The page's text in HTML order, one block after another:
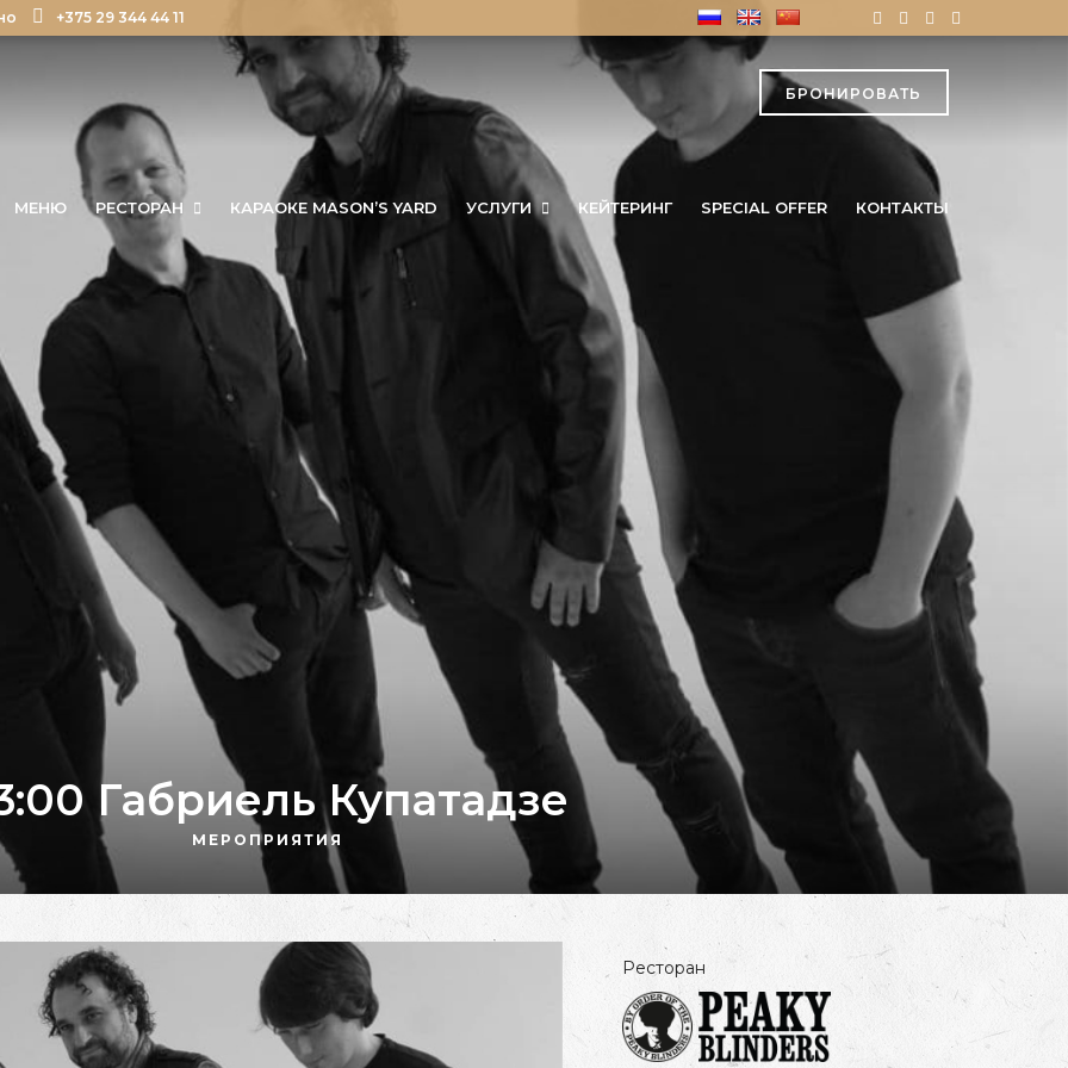
+375 29 344 44 11
БРОНИРОВАТЬ
МЕНЮ РЕСТОРАН КАРАОКЕ MASON’S YARD УСЛУГИ КЕЙТЕРИНГ SPECIAL OFFER КОНТАКТЫ
Габриель Купатадзе
МЕРОПРИЯТИЯ
Ресторан